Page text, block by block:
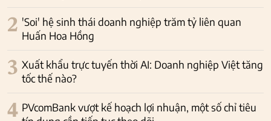
2 'Soi' hệ sinh thái doanh nghiệp trăm tỷ liên quan
Huấn Hoa Hồng
3 Xuất khẩu trực tuyến thời AI: Doanh nghiệp Việt tăng
tốc thế nào?
4 PVcomBank vượt kế hoạch lợi nhuận, một số chỉ tiêu